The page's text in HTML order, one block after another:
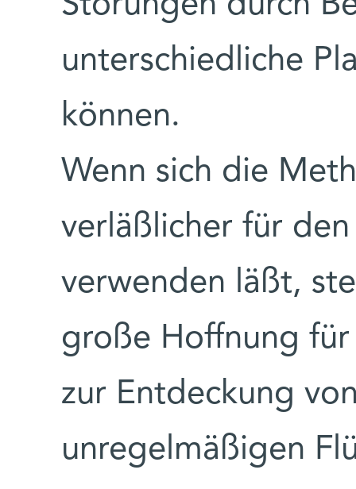
unterschiedliche
können.
Wenn sich die
verläßlicher für
verwenden läßt,
große Hoffnung
zur Entdeckung
unregelmäßigen